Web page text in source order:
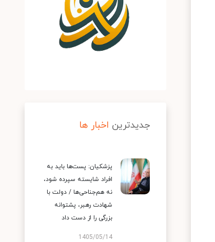
جدیدترین اخبار ها
پزشکیان: پست‌ها باید به
افراد شایسته سپرده شود،
نه هم‌جناحی‌ها / دولت با
شهادت رهبر، پشتوانه
بزرگی را از دست داد
1405/05/14